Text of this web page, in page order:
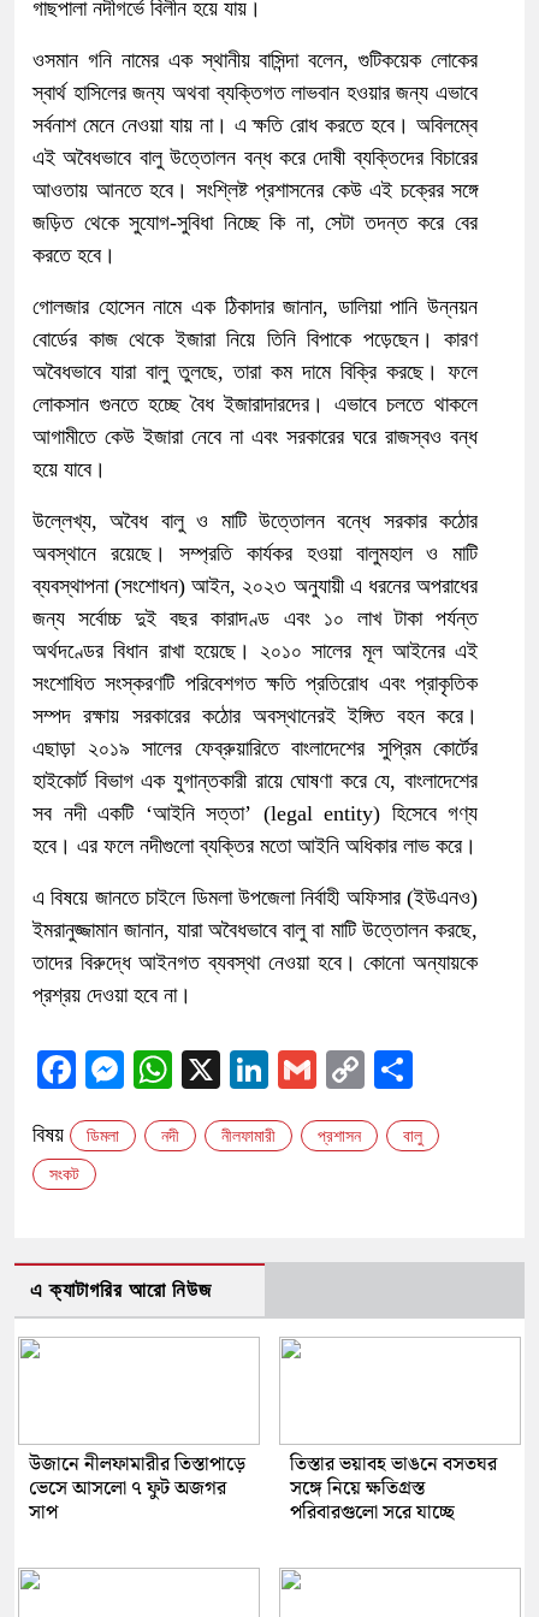
গাছপালা নদীগর্ভে বিলীন হয়ে যায়।
ওসমান গনি নামের এক স্থানীয় বাসিন্দা বলেন, গুটিকয়েক লোকের
স্বার্থ হাসিলের জন্য অথবা ব্যক্তিগত লাভবান হওয়ার জন্য এভাবে
সর্বনাশ মেনে নেওয়া যায় না। এ ক্ষতি রোধ করতে হবে। অবিলম্বে
এই অবৈধভাবে বালু উত্তোলন বন্ধ করে দোষী ব্যক্তিদের বিচারের
আওতায় আনতে হবে। সংশ্লিষ্ট প্রশাসনের কেউ এই চক্রের সঙ্গে
জড়িত থেকে সুযোগ-সুবিধা নিচ্ছে কি না, সেটা তদন্ত করে বের
করতে হবে।
গোলজার হোসেন নামে এক ঠিকাদার জানান, ডালিয়া পানি উন্নয়ন
বোর্ডের কাজ থেকে ইজারা নিয়ে তিনি বিপাকে পড়েছেন। কারণ
অবৈধভাবে যারা বালু তুলছে, তারা কম দামে বিক্রি করছে। ফলে
লোকসান গুনতে হচ্ছে বৈধ ইজারাদারদের। এভাবে চলতে থাকলে
আগামীতে কেউ ইজারা নেবে না এবং সরকারের ঘরে রাজস্বও বন্ধ
হয়ে যাবে।
উল্লেখ্য, অবৈধ বালু ও মাটি উত্তোলন বন্ধে সরকার কঠোর
অবস্থানে রয়েছে। সম্প্রতি কার্যকর হওয়া বালুমহাল ও মাটি
ব্যবস্থাপনা (সংশোধন) আইন, ২০২৩ অনুযায়ী এ ধরনের অপরাধের
জন্য সর্বোচ্চ দুই বছর কারাদণ্ড এবং ১০ লাখ টাকা পর্যন্ত
অর্থদণ্ডের বিধান রাখা হয়েছে। ২০১০ সালের মূল আইনের এই
সংশোধিত সংস্করণটি পরিবেশগত ক্ষতি প্রতিরোধ এবং প্রাকৃতিক
সম্পদ রক্ষায় সরকারের কঠোর অবস্থানেরই ইঙ্গিত বহন করে।
এছাড়া ২০১৯ সালের ফেব্রুয়ারিতে বাংলাদেশের সুপ্রিম কোর্টের
হাইকোর্ট বিভাগ এক যুগান্তকারী রায়ে ঘোষণা করে যে, বাংলাদেশের
সব নদী একটি ‘আইনি সত্তা’ (legal entity) হিসেবে গণ্য
হবে। এর ফলে নদীগুলো ব্যক্তির মতো আইনি অধিকার লাভ করে।
এ বিষয়ে জানতে চাইলে ডিমলা উপজেলা নির্বাহী অফিসার (ইউএনও)
ইমরানুজ্জামান জানান, যারা অবৈধভাবে বালু বা মাটি উত্তোলন করছে,
তাদের বিরুদ্ধে আইনগত ব্যবস্থা নেওয়া হবে। কোনো অন্যায়কে
প্রশ্রয় দেওয়া হবে না।
Facebook
Messenger
WhatsApp
X LinkedIn
GmailCopy
বিষয় ডিমলা নদী নীলফামারী প্রশাসন বালু
সংকট
এ ক্যাটাগরির আরো নিউজ
উজানে নীলফামারীর তিস্তাপাড়ে
ভেসে আসলো ৭ ফুট অজগর
সাপ
তিস্তার ভয়াবহ ভাঙনে বসতঘর
সঙ্গে নিয়ে ক্ষতিগ্রস্ত
পরিবারগুলো সরে যাচ্ছে